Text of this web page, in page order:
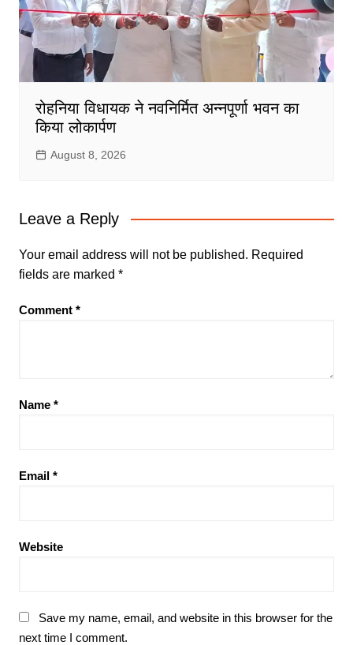
रोहनिया विधायक ने नवनिर्मित अन्नपूर्णा भवन का
किया लोकार्पण
August 8, 2026
Leave a Reply
Your email address will not be published. Required
fields are marked *
Comment *
Name *
Email *
Website
Save my name, email, and website in this browser for the
next time I comment.